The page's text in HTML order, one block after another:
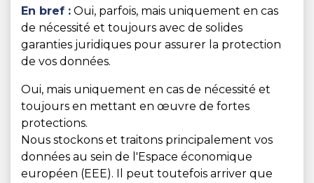
En bref : Oui, parfois, mais uniquement en cas
de nécessité et toujours avec de solides
garanties juridiques pour assurer la protection
de vos données.
Oui, mais uniquement en cas de nécessité et
toujours en mettant en œuvre de fortes
protections.
Nous stockons et traitons principalement vos
données au sein de l'Espace économique
européen (EEE). Il peut toutefois arriver que